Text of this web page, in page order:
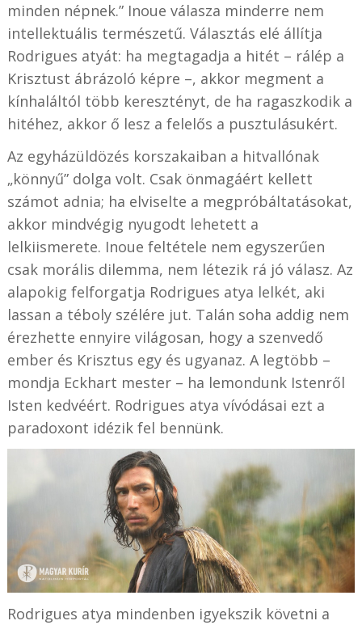
minden népnek.” Inoue válasza minderre nem
intellektuális természetű. Választás elé állítja
Rodrigues atyát: ha megtagadja a hitét – rálép a
Krisztust ábrázoló képre –, akkor megment a
kínhaláltól több keresztényt, de ha ragaszkodik a
hitéhez, akkor ő lesz a felelős a pusztulásukért.
Az egyházüldözés korszakaiban a hitvallónak
„könnyű” dolga volt. Csak önmagáért kellett
számot adnia; ha elviselte a megpróbáltatásokat,
akkor mindvégig nyugodt lehetett a
lelkiismerete. Inoue feltétele nem egyszerűen
csak morális dilemma, nem létezik rá jó válasz. Az
alapokig felforgatja Rodrigues atya lelkét, aki
lassan a téboly szélére jut. Talán soha addig nem
érezhette ennyire világosan, hogy a szenvedő
ember és Krisztus egy és ugyanaz. A legtöbb –
mondja Eckhart mester – ha lemondunk Istenről
Isten kedvéért. Rodrigues atya vívódásai ezt a
paradoxont idézik fel bennünk.
Rodrigues atya mindenben igyekszik követni a